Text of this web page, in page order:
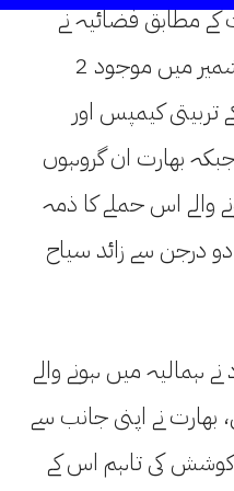
کے مطابق فضائیہ نے
درست نشانے پر حملے کر کے کشمیر میں موجود 2
تربیتی کیمپس اور
بھارت ان گروہوں
والے اس حملے کا ذمہ
درجن سے زائد سیاح
ہمالیہ میں ہونے والے
نے اپنی جانب سے
کوشش کی تاہم اس کے